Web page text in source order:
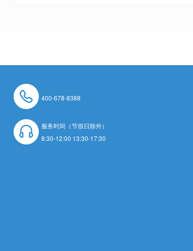
400-678-8388
服务时间（节假日除外）
8:30-12:00 13:30-17:30